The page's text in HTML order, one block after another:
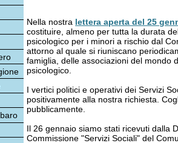
Nella nostra
psicologico per i minori a rischio dal Comune di
attorno al quale si riuniscano periodicamente
famiglia, delle associazioni del mondo dell'affido,
psicologico.
I vertici politici e operativi dei Servizi Sociali del
positivamente alla nostra richiesta. Cogliamo
pubblicamente.
Il 26 gennaio siamo stati ricevuti dalla Dott.ssa
Commissione "Servizi Sociali" del Comune di
motivazioni la Dott.ssa Biggi ha dichiarato che
del tavolo: infatti il giorno successivo ci ha
giorno 1 febbraio a una riunione con i vertici dei